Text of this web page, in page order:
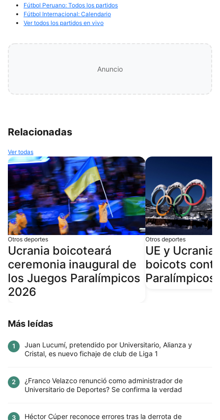
Fútbol Peruano: Todos los partidos
Fútbol Internacional: Calendario
Ver todos los partidos en vivo
Anuncio
Relacionadas
Ver todas
Otros deportes
Ucrania boicoteará
ceremonia inaugural de
los Juegos Paralímpicos
2026
Otros deportes
UE y Ucrania
boicots
Paralímpicos
Más leídas
1
Juan Lucumí, pretendido por Universitario, Alianza y
Cristal, es nuevo fichaje de club de Liga 1
2
¿Franco Velazco renunció como administrador de
Universitario de Deportes? Se confirma la verdad
3 Héctor Cúper reconoce errores tras la derrota de